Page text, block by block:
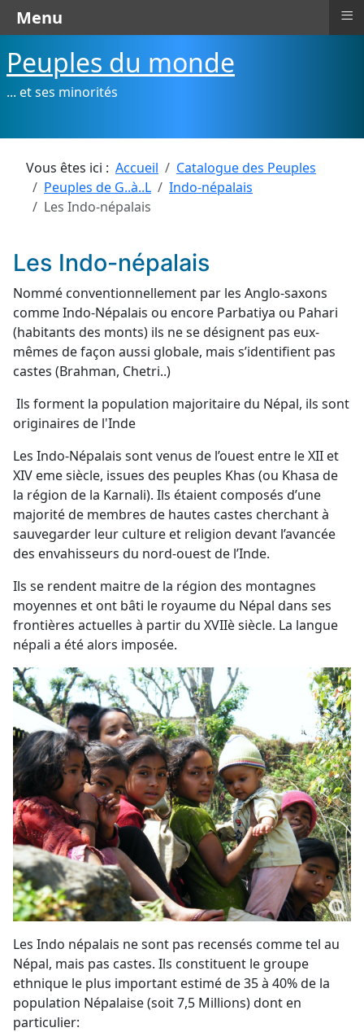
Peuples du monde
... et ses minorités
Vous êtes ici : Accueil
Catalogue des Peuples
Peuples de G..à..L
Indo-népalais
Les Indo-népalais
Les Indo-népalais
Nommé conventionnellement par les Anglo-saxons
comme Indo-Népalais ou encore Parbatiya ou Pahari
(habitants des monts) ils ne se désignent pas eux-
mêmes de façon aussi globale, mais s’identifient pas
castes (Brahman, Chetri..)
Ils forment la population majoritaire du Népal, ils sont
originaires de l'Inde
Les Indo-Népalais sont venus de l’ouest entre le XII et
XIV eme siècle, issues des peuples Khas (ou Khasa de
la région de la Karnali). Ils étaient composés d’une
majorité de membres de hautes castes cherchant à
sauvegarder leur culture et religion devant l’avancée
des envahisseurs du nord-ouest de l’Inde.
Ils se rendent maitre de la région des montagnes
moyennes et ont bâti le royaume du Népal dans ses
frontières actuelles à partir du XVIIè siècle. La langue
népali a été alors imposée.
Les Indo népalais ne sont pas recensés comme tel au
Népal, mais pas castes. Ils constituent le groupe
ethnique le plus important estimé de 35 à 40% de la
population Népalaise (soit 7,5 Millions) dont en
particulier:
Menu ≡